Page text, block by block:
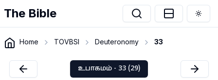
The Bible
Home TOVBSI Deuteronomy 33
உபாகமம் - 33 (29)